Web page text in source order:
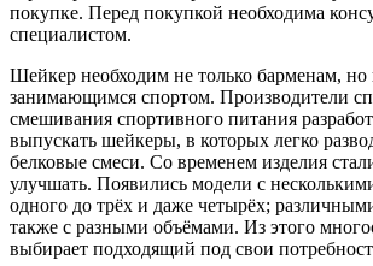
покупке. Перед покупкой необходима
специалистом.
Шейкер необходим не только барменам,
занимающимся спортом. Производители
смешивания спортивного питания
выпускать шейкеры, в которых легко
белковые смеси. Со временем изделия
улучшать. Появились модели с
одного до трёх и даже четырёх;
также с разными объёмами. Из этого
выбирает подходящий под свои